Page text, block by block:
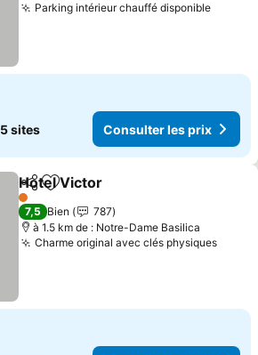
Parking intérieur chauffé disponible
5 sites Consulter les prix
PartagerAjouter à mes favoris
Hotel Victor
1 Étoiles
7,5 Bien
787
à 1.5 km de : Notre-Dame Basilica
Charme original avec clés physiques